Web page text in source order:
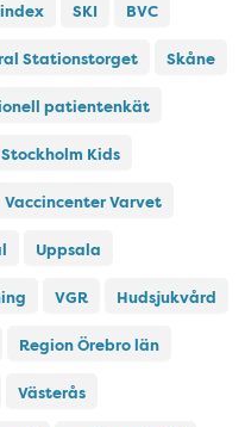
SKI BVC
Stationstorget Skåne
patientenkät
Stockholm Kids
Vaccincenter Varvet
Uppsala
VGR Hudsjukvård
Region Örebro län
Västerås